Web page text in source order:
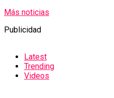
Más noticias
Publicidad
Latest
Trending
Videos